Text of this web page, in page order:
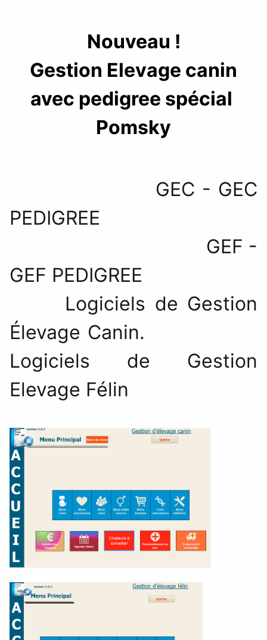
Nouveau !
Gestion Elevage canin
avec pedigree spécial
Pomsky
GEC - GEC
PEDIGREE
GEF -
GEF PEDIGREE
Logiciels de Gestion
Élevage Canin.
Logiciels de Gestion
Elevage Félin